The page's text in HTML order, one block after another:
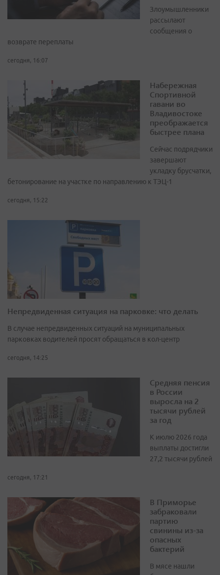
Злоумышленники
рассылают
сообщения о
возврате переплаты
сегодня, 16:07
Набережная
Спортивной
гавани во
Владивостоке
преображается
быстрее плана
Сейчас подрядчики
завершают
укладку брусчатки,
бетонирование на участке по направлению к ТЭЦ-1
сегодня, 15:22
Непредвиденная ситуация на парковке: что делать
В случае непредвиденных ситуаций на муниципальных
парковках водителей просят обращаться в кол-центр
сегодня, 14:25
Средняя пенсия
в России
выросла на 2
тысячи рублей
за год
К июлю 2026 года
выплаты достигли
27,2 тысячи рублей
сегодня, 17:21
В Приморье
забраковали
партию
свинины из-за
опасных
бактерий
В мясе нашли